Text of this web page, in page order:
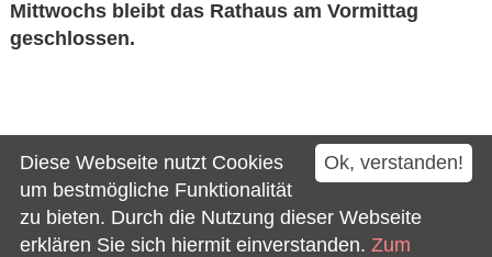
Mittwochs bleibt das Rathaus am Vormittag
geschlossen.
Kontakt
Impressum
Datenschutz
Ok, verstanden!
Diese Webseite nutzt Cookies
um bestmögliche Funktionalität
zu bieten. Durch die Nutzung dieser Webseite
erklären Sie sich hiermit einverstanden. Zum